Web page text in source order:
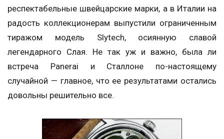
респектабельные швейцарские марки, а в Италии на
радость коллекционерам выпустили ограниченным
тиражом модель Slytech, осиянную славой
легендарного Слая. Не так уж и важно, была ли
встреча Panerai и Сталлоне по-настоящему
случайной — главное, что ее результатами остались
довольны решительно все.